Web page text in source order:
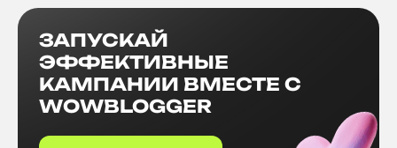
ЗАПУСКАЙ
ЭФФЕКТИВНЫЕ
КАМПАНИИ ВМЕСТЕ С
WOWBLOGGER